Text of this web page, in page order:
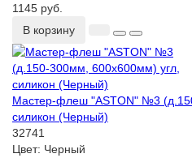
1145 руб.
В корзину
Мастер-флеш "ASTON" №3
силикон (Черный)
32741
Цвет: Черный